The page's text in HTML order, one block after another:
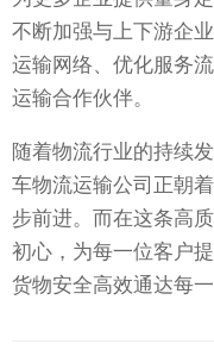
不断加强与上下游企
运输网络、优化服务
运输合作伙伴。
随着物流行业的持续
车物流运输公司正朝
步前进。而在这条高
初心，为每一位客户
货物安全高效通达每一